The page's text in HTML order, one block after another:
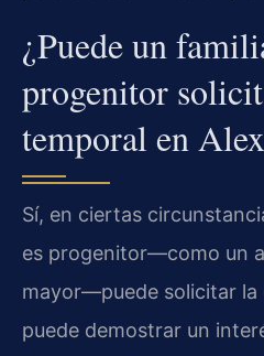
¿Puede un
progenitor
temporal en
Sí, en ciertas
es progenitor—como un
mayor—puede solicitar la
puede demostrar un